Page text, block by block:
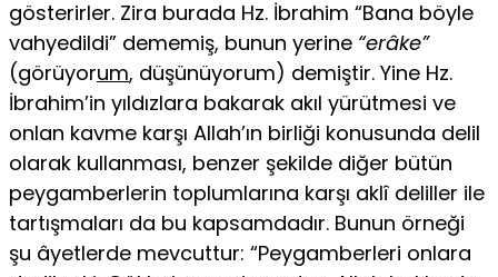
gösterirler. Zira burada Hz. İb­rahim “Bana böyle
vahyedildi” dememiş, bunun yerine “erâke”
(görüyorum, dü­şünüyorum) demiştir. Yine Hz.
İbrahim’in yıldızlara bakarak akıl yürütmesi ve
onlan kavme karşı Allah’ın birliği konusunda delil
olarak kullanması, benzer şe­kilde diğer bütün
peygamberlerin toplumlarına karşı aklî deliller ile
tartışmaları da bu kapsamdadır. Bunun örneği
şu âyetlerde mevcuttur: “Peygamberleri on­lara